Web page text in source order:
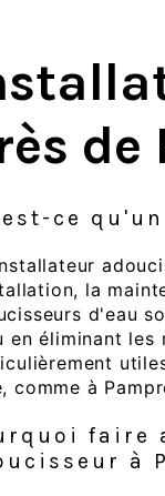
de
ce
la
d'eau
en éliminant
comme à
faire
à